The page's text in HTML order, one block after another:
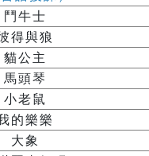
鬥牛士
得與狼
貓公主
馬頭琴
小老鼠
的樂樂
大象